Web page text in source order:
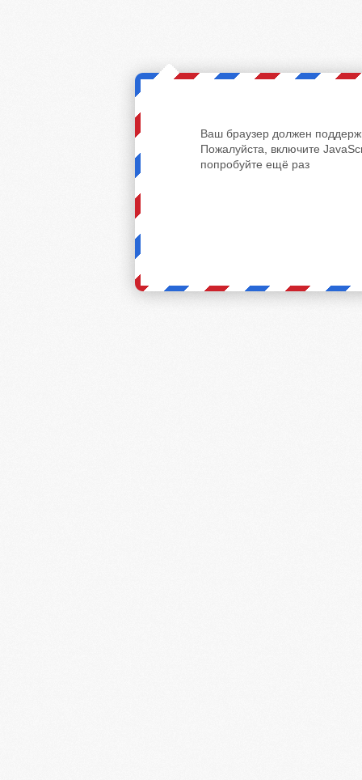
Ваш браузер должен
Пожалуйста, включите
попробуйте ещё раз